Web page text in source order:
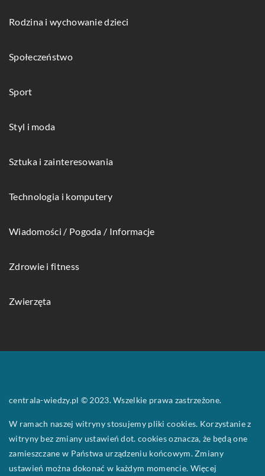
Rodzina i wychowanie dzieci
Społeczeństwo
Sport
Styl i moda
Sztuka i zainteresowania
Technologia i komputery
Wiadomości / Pogoda / Informacje
Zdrowie i fitness
Zwierzęta
centrala-wiedzy.pl © 2023. Wszelkie prawa zastrzeżone.
W ramach naszej witryny stosujemy pliki cookies. Korzystanie z
witryny bez zmiany ustawień dot. cookies oznacza, że będą one
zamieszczane w Państwa urządzeniu końcowym. Zmiany
ustawień można dokonać w każdym momencie. Więcej